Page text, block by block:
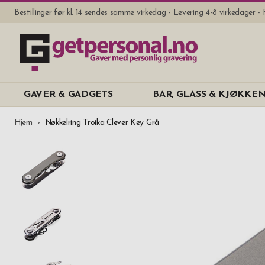
Bestillinger før kl. 14 sendes samme virkedag - Levering 4-8 virkedager
GAVER & GADGETS BAR, GLASS &
Hjem Nøkkelring Troika Clever Key Grå